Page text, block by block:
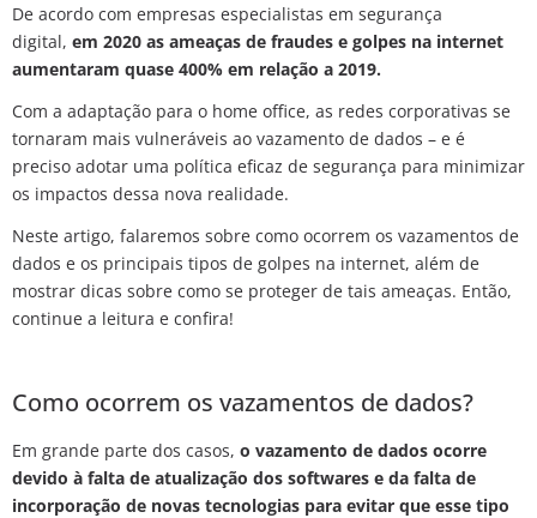
De acordo com empresas especialistas em segurança
digital, em 2020 as ameaças de fraudes e golpes na internet
aumentaram quase 400% em relação a 2019.
Com a adaptação para o home office, as redes corporativas se
tornaram mais vulneráveis ao vazamento de dados – e é
preciso adotar uma política eficaz de segurança para minimizar
os impactos dessa nova realidade.
Neste artigo, falaremos sobre como ocorrem os vazamentos de
dados e os principais tipos de golpes na internet, além de
mostrar dicas sobre como se proteger de tais ameaças. Então,
continue a leitura e confira!
Como ocorrem os vazamentos de dados?
Em grande parte dos casos, o vazamento de dados ocorre
devido à falta de atualização dos softwares e da falta de
incorporação de novas tecnologias para evitar que esse tipo